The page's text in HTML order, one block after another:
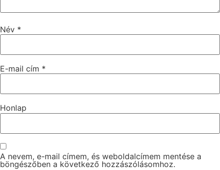
Név *
E-mail cím *
Honlap
A nevem, e-mail címem, és weboldalcímem mentése a
böngészőben a következő hozzászólásomhoz.